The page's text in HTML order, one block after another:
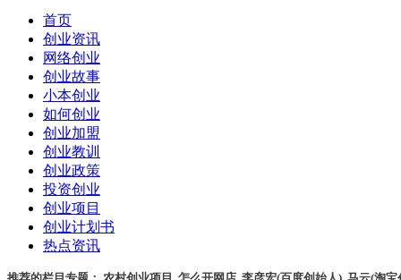
首页
创业资讯
网络创业
创业故事
小本创业
如何创业
创业加盟
创业教训
创业政策
投资创业
创业项目
创业计划书
热点资讯